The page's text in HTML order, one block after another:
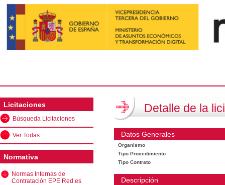
Licitaciones
Búsqueda Licitaciones
Ver Todas
Normativa
Normas Internas de
Contratación EPE Red.es
Detalle de la
Datos Generales
Organismo
Tipo Procedimiento
Tipo Contrato
Descripción